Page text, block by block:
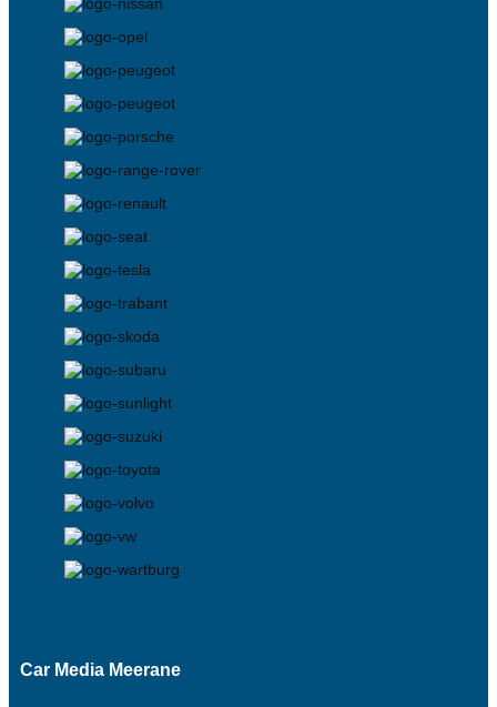
Car Media Meerane